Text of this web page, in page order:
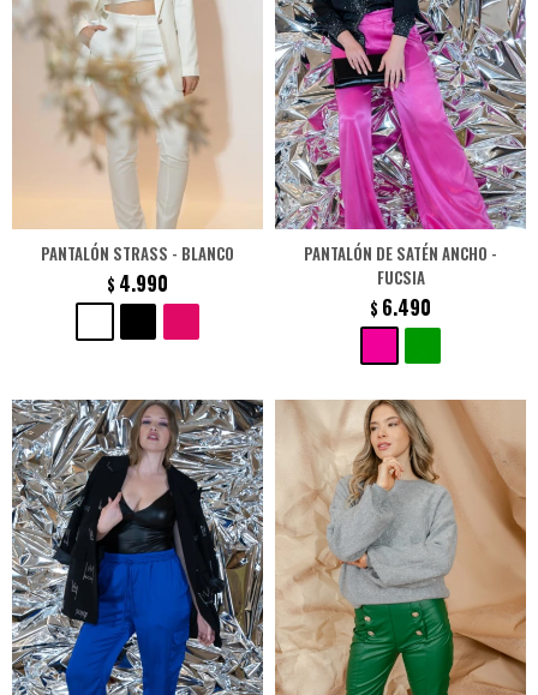
PANTALÓN STRASS - BLANCO
$ 4.990
PANTALÓN DE SATÉN ANCHO -
FUCSIA
$ 6.490